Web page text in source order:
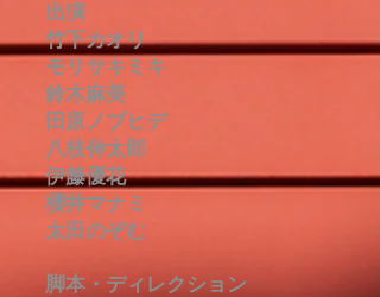
出演
竹下カオリ
モリサキミキ
鈴木麻美
田原ノブヒデ
八枝伸太郎
伊藤優花
櫻井マナミ
太田のぞむ
脚本・ディレクション